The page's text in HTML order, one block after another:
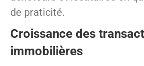
de praticité.
Croissance des
immobilières